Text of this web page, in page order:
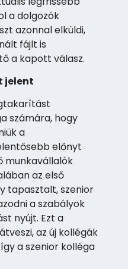
a dolgozók
azonnal elküldi,
fájlt is
a kapott válasz.
jelent
számára, hogy
a
előnyt
munkavállalók
az első
tapasztalt, szenior
a szabályok
nyújt. Ezt a
az új kollégák
a szenior kolléga